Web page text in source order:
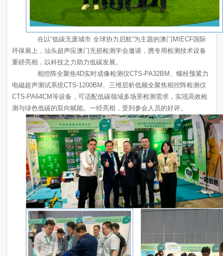
重磅亮相，以科技之力助力低碳发展。
测与绿色低碳的双向赋能。一经亮相，受到参会人员的好评。